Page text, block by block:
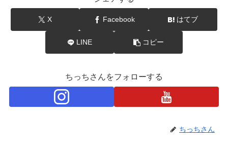
X Facebook はてブ
LINE コピー
ちっちさんをフォローする
ちっちさん